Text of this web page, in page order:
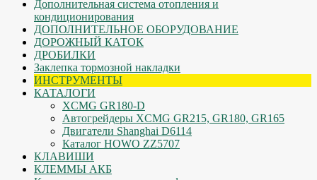
Дополнительная система отопления и
кондиционирования
ДОПОЛНИТЕЛЬНОЕ ОБОРУДОВАНИЕ
ДОРОЖНЫЙ КАТОК
ДРОБИЛКИ
Заклепка тормозной накладки
ИНСТРУМЕНТЫ
КАТАЛОГИ
XCMG GR180-D
Автогрейдеры XCMG GR215, GR180, GR165
Двигатели Shanghai D6114
Каталог HOWO ZZ5707
КЛАВИШИ
КЛЕММЫ АКБ